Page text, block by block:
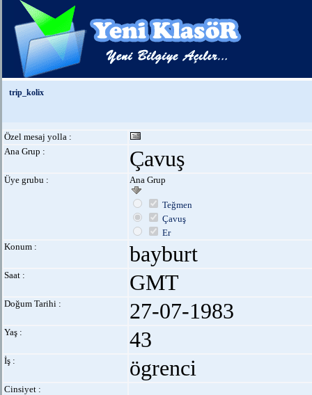
trip_kolix
Özel mesaj yolla :
Ana Grup :
Çavuş
Üye grubu : Ana Grup
Teğmen
Çavuş
Er
Konum :
bayburt
Saat : GMT
Doğum Tarihi : 27-07-1983
Yaş : 43
İş : ögrenci
Cinsiyet :